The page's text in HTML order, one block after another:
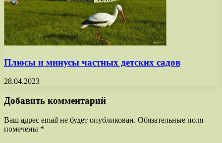
Плюсы и минусы частных детских садов
28.04.2023
Добавить комментарий
Ваш адрес email не будет опубликован. Обязательные поля
помечены *